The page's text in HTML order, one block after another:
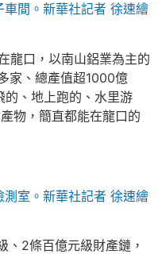
間。新華社記者 徐速繪
龍口，以南山鋁業為主的
家、總產值超1000億
的、地上跑的、水里游
物，簡直都能在龍口的
室。新華社記者 徐速繪
、2條百億元級財產鏈，